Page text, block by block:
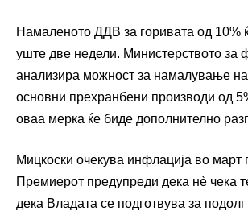
Намаленото ДДВ за горивата од 10%
уште две недели. Министерството за
анализира можност за намалување
основни прехранбени производи од
оваа мерка ќе биде дополнително
Мицкоски очекува инфлација во март
Премиерот предупреди дека нѐ чека
дека Владата се подготвува за